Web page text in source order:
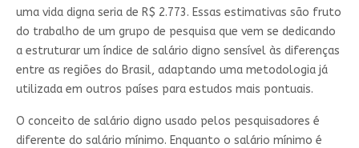
uma vida digna seria de R$ 2.773. Essas estimativas são fruto
do trabalho de um grupo de pesquisa que vem se dedicando
a estruturar um índice de salário digno sensível às diferenças
entre as regiões do Brasil, adaptando uma metodologia já
utilizada em outros países para estudos mais pontuais.
O conceito de salário digno usado pelos pesquisadores é
diferente do salário mínimo. Enquanto o salário mínimo é